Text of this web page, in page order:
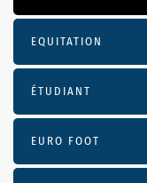
EQUITATION
ÉTUDIANT
EURO FOOT